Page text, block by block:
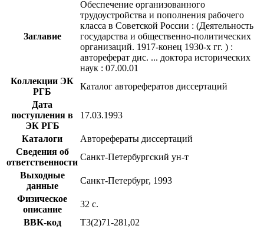
Заглавие
Обеспечение организованного
трудоустройства и пополнения рабочего
класса в Советской России : (Деятельность
государства и общественно-политических
организаций. 1917-конец 1930-х гг. ) :
автореферат дис. ... доктора исторических
наук : 07.00.01
Коллекции ЭК
РГБ
Каталог авторефератов диссертаций
Дата
поступления в
ЭК РГБ
17.03.1993
Каталоги
Авторефераты диссертаций
Сведения об
ответственности
Санкт-Петербургский ун-т
Выходные
данные
Санкт-Петербург, 1993
Физическое
описание
32 с.
BBK-код
Т3(2)71-281,02